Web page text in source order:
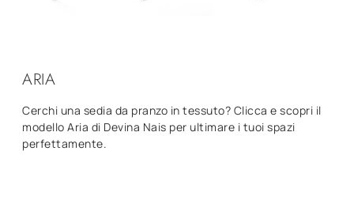
ARIA
Cerchi una sedia da pranzo in tessuto? Clicca e scopri il
modello Aria di Devina Nais per ultimare i tuoi spazi
perfettamente.